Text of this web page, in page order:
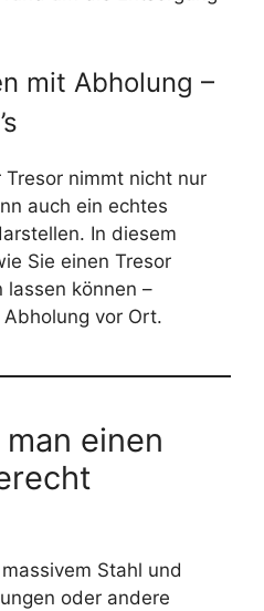
mit Abholung –
nimmt nicht nur
auch ein echtes
In diesem
Sie einen Tresor
können –
vor Ort.
einen
Stahl und
oder andere